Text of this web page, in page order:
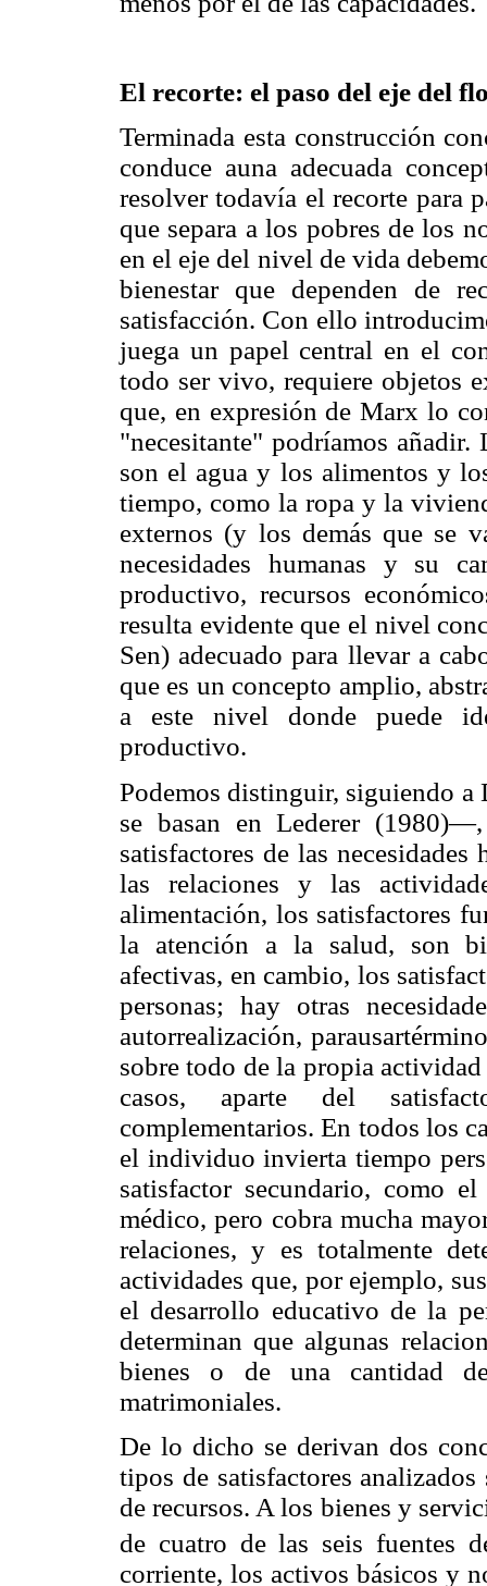
El recorte: el paso del eje del
Terminada esta construcción
conduce auna adecuada
resolver todavía el recorte para
que separa a los pobres de los
en el eje del nivel de vida
bienestar que dependen de
satisfacción. Con ello
juega un papel central en el
todo ser vivo, requiere objetos
que, en expresión de Marx lo
"necesitante" podríamos
son el agua y los alimentos y
tiempo, como la ropa y la
externos (y los demás que se
necesidades humanas y su
productivo, recursos
resulta evidente que el nivel
Sen) adecuado para llevar a
que es un concepto amplio,
a este nivel donde puede
productivo.
Podemos distinguir, siguiendo
se basan en Lederer
satisfactores de las
las relaciones y las
alimentación, los satisfactores
la atención a la salud, son
afectivas, en cambio, los
personas; hay otras
autorrealización,
sobre todo de la propia
casos, aparte del
complementarios. En todos los
el individuo invierta tiempo
satisfactor secundario, como
médico, pero cobra mucha
relaciones, y es totalmente
actividades que, por ejemplo,
el desarrollo educativo de la
determinan que algunas
bienes o de una cantidad
matrimoniales.
De lo dicho se derivan dos
tipos de satisfactores
de recursos. A los bienes y
de cuatro de las seis fuentes
corriente, los activos básicos y